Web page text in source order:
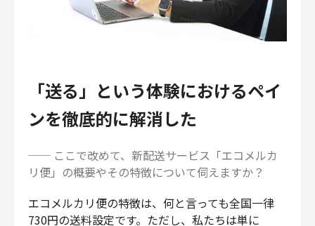
「送る」という体験におけるペイ
ンを徹底的に解消した
── ここで改めて、新配送サービス「エコメルカ
リ便」の概要やその特徴について伺えますか？
エコメルカリ便の特徴は、何と言っても全国一律
730円の送料設定です。ただし、私たちは単に